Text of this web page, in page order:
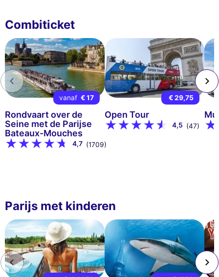
Combiticket
vanaf € 17
Rondvaart over de
Seine met de Parijse
Bateaux-Mouches
4,7 (1709)
€ 29,75
Open Tour
4,5 (47)
Parijs met kinderen